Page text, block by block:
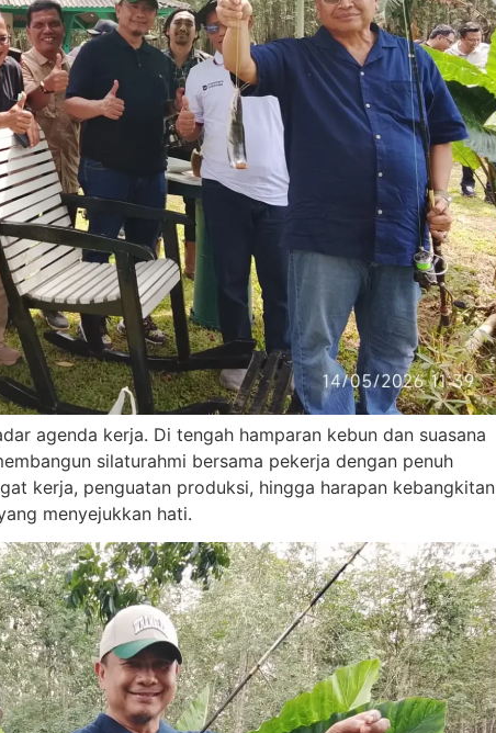
agenda kerja. Di tengah hamparan kebun dan suasana
silaturahmi bersama pekerja dengan penuh
kerja, penguatan produksi, hingga harapan kebangkitan
menyejukkan hati.